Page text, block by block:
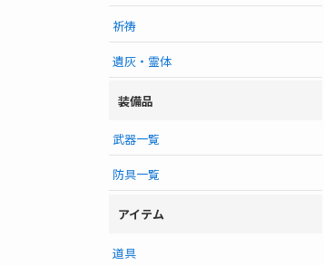
祈祷
遺灰・霊体
装備品
武器一覧
防具一覧
アイテム
道具